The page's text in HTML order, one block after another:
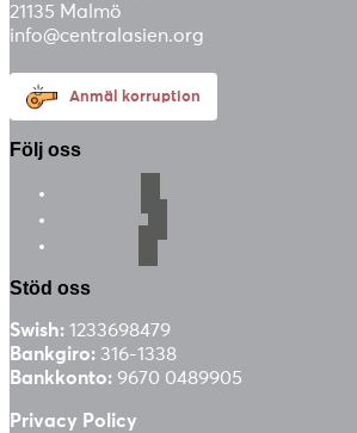
21135 Malmö
info@centralasien.org
Anmäl korruption
Följ oss
instagram
Stöd oss
Swish: 1233698479
Bankgiro: 316-1338
Bankkonto: 9670 0489905
Privacy Policy